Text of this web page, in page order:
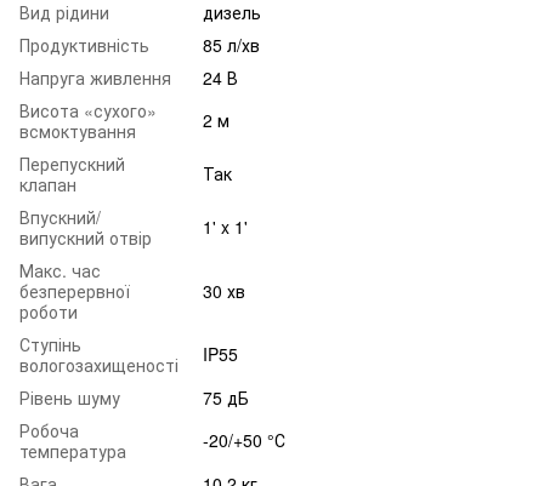
Вид рідини
дизель
Продуктивність
85 л/хв
Напруга живлення
24 В
Висота «сухого»
всмоктування
2 м
Перепускний
клапан
Так
Впускний/
випускний отвір
1' x 1'
Макс. час
безперервної
роботи
30 хв
Ступінь
вологозахищеності
IP55
Рівень шуму
75 дБ
Робоча
температура
-20/+50 °С